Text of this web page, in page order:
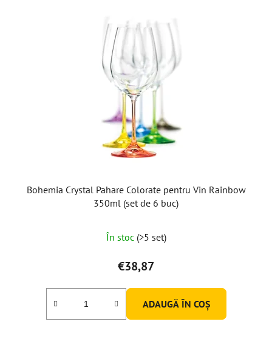
Bohemia Crystal Pahare Colorate pentru Vin Rainbow
350ml (set de 6 buc)
medie
a
produsului
este
5,0
În stoc (>5 set)
€38,87
ADAUGĂ ÎN COŞ